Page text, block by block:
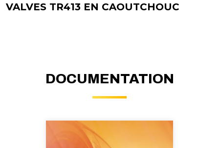
VALVES TR413 EN CAOUTCHOUC
DOCUMENTATION